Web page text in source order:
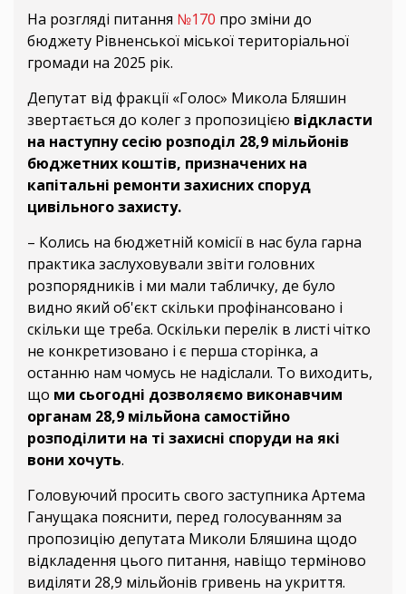
На розгляді питання №170 про зміни до
бюджету Рівненської міської територіальної
громади на 2025 рік.
Депутат від фракції «Голос» Микола Бляшин
звертається до колег з пропозицією відкласти
на наступну сесію розподіл 28,9 мільйонів
бюджетних коштів, призначених на
капітальні ремонти захисних споруд
цивільного захисту.
– Колись на бюджетній комісії в нас була гарна
практика заслуховували звіти головних
розпорядників і ми мали табличку, де було
видно який об'єкт скільки профінансовано і
скільки ще треба. Оскільки перелік в листі чітко
не конкретизовано і є перша сторінка, а
останню нам чомусь не надіслали. То виходить,
що ми сьогодні дозволяємо виконавчим
органам 28,9 мільйона самостійно
розподілити на ті захисні споруди на які
вони хочуть.
Головуючий просить свого заступника Артема
Ганущака пояснити, перед голосуванням за
пропозицію депутата Миколи Бляшина щодо
відкладення цього питання, навіщо терміново
виділяти 28,9 мільйонів гривень на укриття.